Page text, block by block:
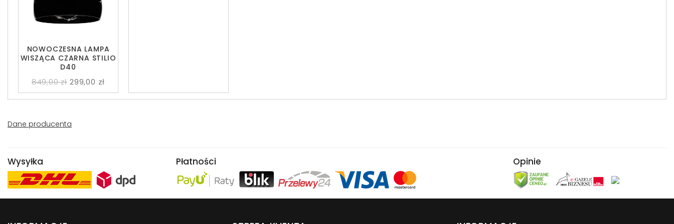
NOWOCZESNA LAMPA
WISZĄCA CZARNA STILIO
D40
849,00 zł 299,00 zł
Dane producenta
Wysyłka Płatności Opinie